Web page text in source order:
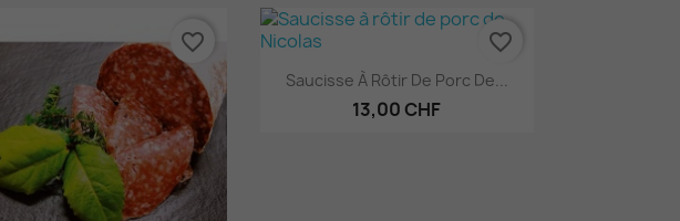
favorite_border
Aperçu rapide
Saucisse À Rôtir De Porc De...
13,00 CHF
favorite_border